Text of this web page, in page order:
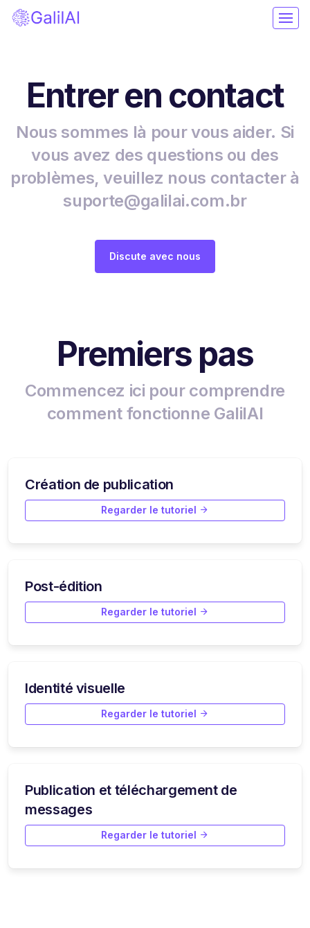
Entrer en contact
Nous sommes là pour vous aider. Si
vous avez des questions ou des
problèmes, veuillez nous contacter à
suporte@galilai.com.br
Discute avec nous
Premiers pas
Commencez ici pour comprendre
comment fonctionne GalilAI
Création de publication
Regarder le tutoriel
Post-édition
Regarder le tutoriel
Identité visuelle
Regarder le tutoriel
Publication et téléchargement de
messages
Regarder le tutoriel